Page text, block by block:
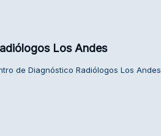
Los Andes
de Diagnóstico Radiólogos Los Andes